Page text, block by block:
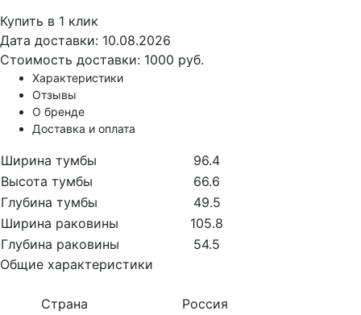
Купить в 1 клик
Дата доставки: 10.08.2026
Стоимость доставки: 1000 руб.
Характеристики
Отзывы
О бренде
Доставка и оплата
Ширина тумбы
96.4
Высота тумбы
66.6
Глубина тумбы
49.5
Ширина раковины
105.8
Глубина раковины
54.5
Общие характеристики
Страна
Россия